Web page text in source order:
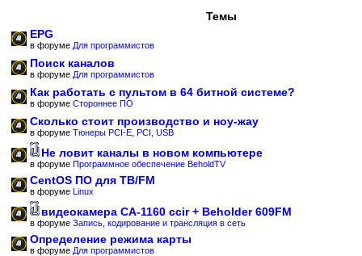
Темы
EPG
в форуме Для программистов
Поиск каналов
в форуме Для программистов
Как работать с пультом в 64 битной системе?
в форуме Стороннее ПО
Сколько стоит производство и ноу-жау
в форуме Тюнеры PCI-E, PCI, USB
Не ловит каналы в новом компьютере
в форуме Программное обеспечение BeholdTV
CentOS ПО для ТВ/FM
в форуме Linux
видеокамера CA-1160 ccir + Beholder 609FM
в форуме Запись, кодирование и трансляция в сеть
Определение режима карты
в форуме Для программистов